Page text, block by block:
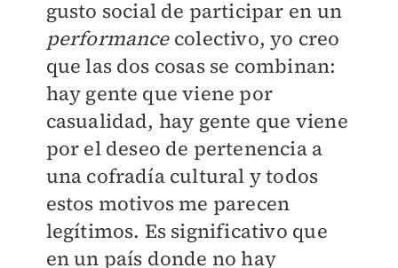
gusto social de participar en un
performance colectivo, yo creo
que las dos cosas se combinan:
hay gente que viene por
casualidad, hay gente que viene
por el deseo de pertenencia a
una cofradía cultural y todos
estos motivos me parecen
legítimos. Es significativo que
en un país donde no hay